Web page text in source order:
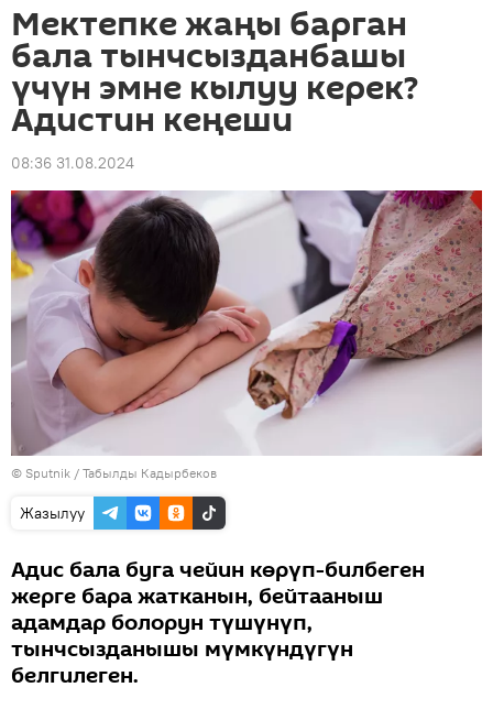
Мектепке жаңы барган
бала тынчсызданбашы
үчүн эмне кылуу керек?
Адистин кеңеши
08:36 31.08.2024
© Sputnik / Табылды Кадырбеков
Жазылуу
Адис бала буга чейин көрүп-билбеген
жерге бара жатканын, бейтааныш
адамдар болорун түшүнүп,
тынчсызданышы мүмкүндүгүн
белгилеген.